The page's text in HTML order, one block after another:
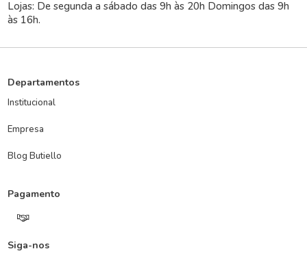
Lojas: De segunda a sábado das 9h às 20h Domingos das 9h
às 16h.
Departamentos
Institucional
Empresa
Blog Butiello
Pagamento
Siga-nos